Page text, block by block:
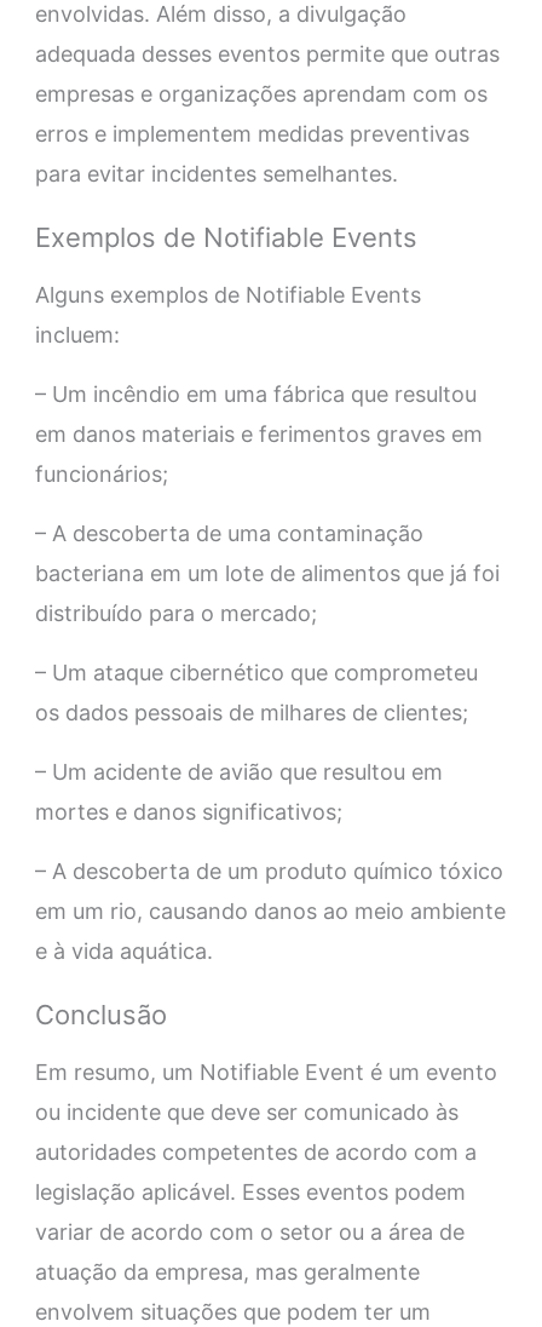
envolvidas. Além disso, a divulgação
adequada desses eventos permite que outras
empresas e organizações aprendam com os
erros e implementem medidas preventivas
para evitar incidentes semelhantes.
Exemplos de Notifiable Events
Alguns exemplos de Notifiable Events
incluem:
– Um incêndio em uma fábrica que resultou
em danos materiais e ferimentos graves em
funcionários;
– A descoberta de uma contaminação
bacteriana em um lote de alimentos que já foi
distribuído para o mercado;
– Um ataque cibernético que comprometeu
os dados pessoais de milhares de clientes;
– Um acidente de avião que resultou em
mortes e danos significativos;
– A descoberta de um produto químico tóxico
em um rio, causando danos ao meio ambiente
e à vida aquática.
Conclusão
Em resumo, um Notifiable Event é um evento
ou incidente que deve ser comunicado às
autoridades competentes de acordo com a
legislação aplicável. Esses eventos podem
variar de acordo com o setor ou a área de
atuação da empresa, mas geralmente
envolvem situações que podem ter um